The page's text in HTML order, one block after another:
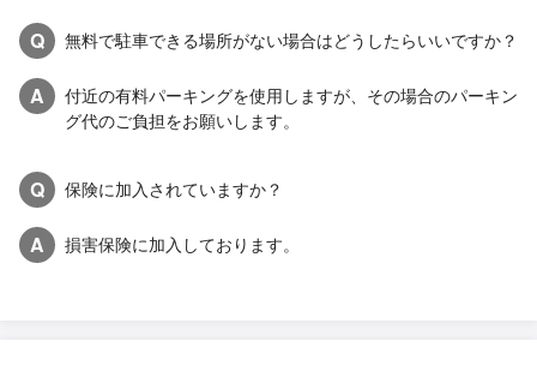
Q 無料で駐車できる場所がない場合はどうしたらいいですか？
A
付近の有料パーキングを使用しますが、その場合のパーキン
グ代のご負担をお願いします。
Q 保険に加入されていますか？
A 損害保険に加入しております。